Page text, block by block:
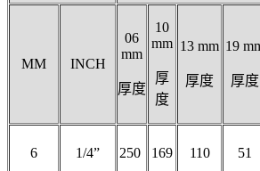
MM INCH
06
mm
厚度
10
mm
厚
度
13 mm
厚度
19
厚度
6 1/4” 250 169 110 51